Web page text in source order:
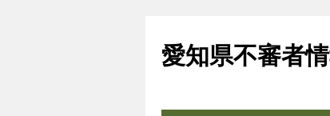
テ
ン
ス
愛知県不審者